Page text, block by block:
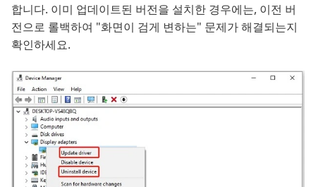
합니다. 이미 업데이트된 버전을 설치한 경우에는, 이전 버
전으로 롤백하여 "화면이 검게 변하는" 문제가 해결되는지
확인하세요.